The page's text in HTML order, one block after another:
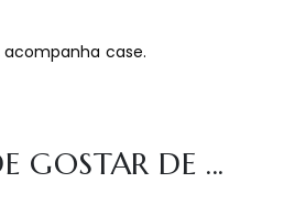
acompanha case.
GOSTAR DE ...